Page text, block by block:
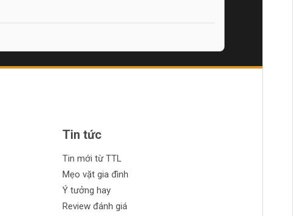
Tin tức
Tin mới từ TTL
Mẹo vặt gia đình
Ý tưởng hay
Review đánh giá